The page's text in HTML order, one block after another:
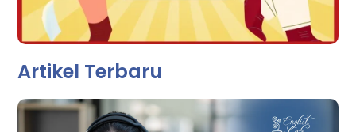
Artikel Terbaru